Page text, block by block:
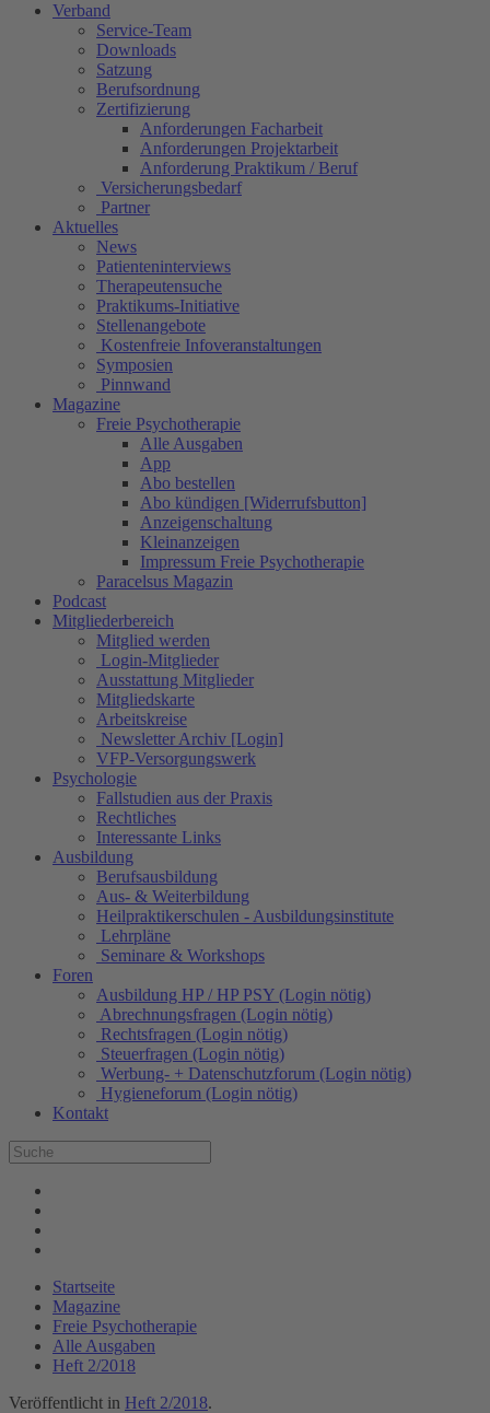
Verband
Service-Team
Downloads
Satzung
Berufsordnung
Zertifizierung
Anforderungen Facharbeit
Anforderungen Projektarbeit
Anforderung Praktikum / Beruf
Versicherungsbedarf
Partner
Aktuelles
News
Patienteninterviews
Therapeutensuche
Praktikums-Initiative
Stellenangebote
Kostenfreie Infoveranstaltungen
Symposien
Pinnwand
Magazine
Freie Psychotherapie
Alle Ausgaben
App
Abo bestellen
Abo kündigen [Widerrufsbutton]
Anzeigenschaltung
Kleinanzeigen
Impressum Freie Psychotherapie
Paracelsus Magazin
Podcast
Mitgliederbereich
Mitglied werden
Login-Mitglieder
Ausstattung Mitglieder
Mitgliedskarte
Arbeitskreise
Newsletter Archiv [Login]
VFP-Versorgungswerk
Psychologie
Fallstudien aus der Praxis
Rechtliches
Interessante Links
Ausbildung
Berufsausbildung
Aus- & Weiterbildung
Heilpraktikerschulen - Ausbildungsinstitute
Lehrpläne
Seminare & Workshops
Foren
Ausbildung HP / HP PSY (Login nötig)
Abrechnungsfragen (Login nötig)
Rechtsfragen (Login nötig)
Steuerfragen (Login nötig)
Werbung- + Datenschutzforum (Login nötig)
Hygieneforum (Login nötig)
Kontakt
Startseite
Magazine
Freie Psychotherapie
Alle Ausgaben
Heft 2/2018
Veröffentlicht in Heft 2/2018.